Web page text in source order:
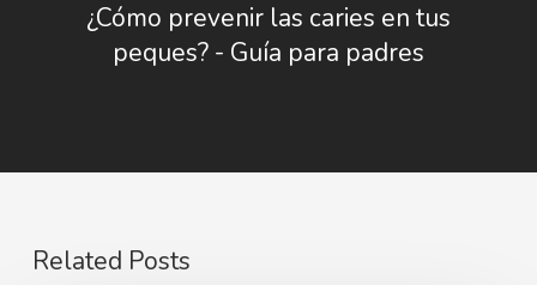
¿Cómo prevenir las caries en tus
peques? - Guía para padres
Related Posts